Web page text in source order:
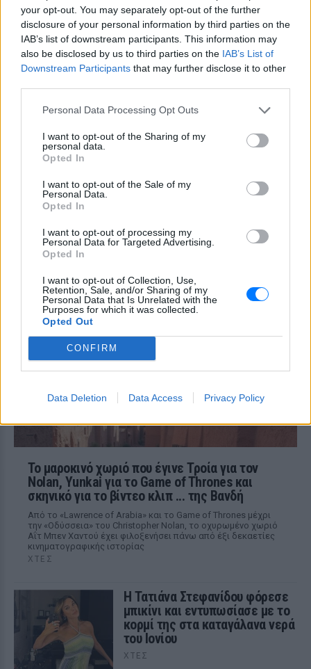
your opt-out. You may separately opt-out of the further
disclosure of your personal information by third parties on the
IAB’s list of downstream participants. This information may
also be disclosed by us to third parties on the IAB’s List of
Downstream Participants that may further disclose it to other
Personal Data Processing Opt Outs
I want to opt-out of the Sharing of my
personal data.
Opted In
I want to opt-out of the Sale of my
Personal Data.
Opted In
I want to opt-out of processing my
Personal Data for Targeted Advertising.
Opted In
I want to opt-out of Collection, Use,
Retention, Sale, and/or Sharing of my
Personal Data that Is Unrelated with the
Purposes for which it was collected.
Opted Out
CONFIRM
Data Deletion Data Access Privacy Policy
One""""»
ΧΤΕΣ
Ο συνθέτης μίλησε ανοιχτά για την
αχαριστία που βιώνει στον χώρο της
μουσικής, 22 χρόνια μετά τη νίκη της
Νεαρός στο λιμάνι του Πειραιά:
«Πάω διακοπές έναν μήνα» ‑ Η
απίθανη ατάκα στην κάμερα του
Η κάμερα της εκπομπής «Κοινωνία Ώρα
MEGA» κατέγραψε τη διασκεδαστική
Η Ελένη Βουλγαράκη ξεσπά για
καμία πληροφορία πριν
εκτοξεύσετε τη βλακεία σας»
ΧΤΕΣ
Η παραγωγός ραδιοφώνου ανάρτησε
Το μαροκινό χωριό που έγινε Τροία για τον
Nolan, Yunkai για το Game of Thrones και
σκηνικό για το βίντεο κλιπ ... της Βανδή
Από το «Lawrence of Arabia» και το Game of Thrones μέχρι
την «Οδύσσεια» του Christopher Nolan, το οχυρωμένο χωριό
Αΐτ Μπεν Χαντού έχει φιλοξενήσει πάνω από έξι δεκαετίες
κινηματογραφικής ιστορίας
ΧΤΕΣ
Η Τατιάνα Στεφανίδου φόρεσε
μπικίνι και εντυπωσίασε με το
κορμί της στα καταγάλανα νερά
του Ιονίου
ΧΤΕΣ